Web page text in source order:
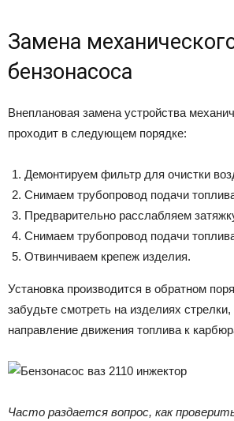
Замена
бензонасоса
Внеплановая замена устройства
проходит в следующем порядке:
Демонтируем фильтр для очистки
Снимаем трубопровод подачи
Предварительно расслабляем
Снимаем трубопровод подачи
Отвинчиваем крепеж изделия.
Установка производится в обратном
забудьте смотреть на изделиях
направление движения топлива к
Часто раздается вопрос, как